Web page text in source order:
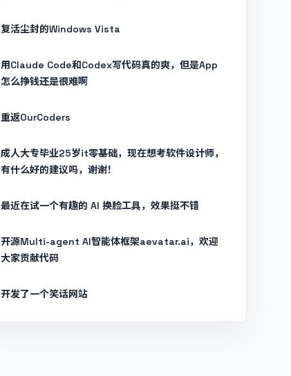
复活尘封的Windows Vista
用Claude Code和Codex写代码真的爽，但是App
怎么挣钱还是很难啊
重返OurCoders
成人大专毕业25岁it零基础，现在想考软件设计师，
有什么好的建议吗，谢谢！
最近在试一个有趣的 AI 换脸工具，效果挺不错
开源Multi-agent AI智能体框架aevatar.ai，欢迎
大家贡献代码
开发了一个笑话网站